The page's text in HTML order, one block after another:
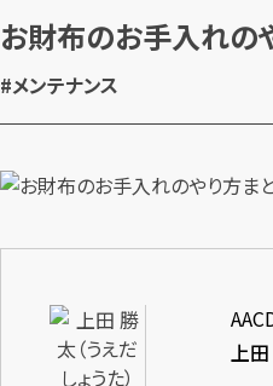
お財布のお手入れの
#メンテナンス
上田